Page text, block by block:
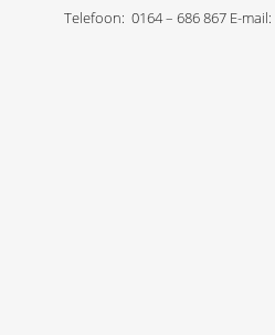
Telefoon: 0164 – 686 867 E-mail: